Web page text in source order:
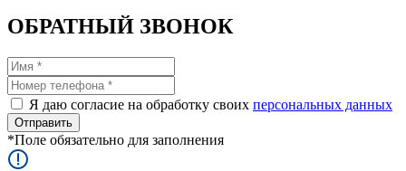
ОБРАТНЫЙ ЗВОНОК
Я даю согласие на обработку своих персональных данных
*Поле обязательно для заполнения